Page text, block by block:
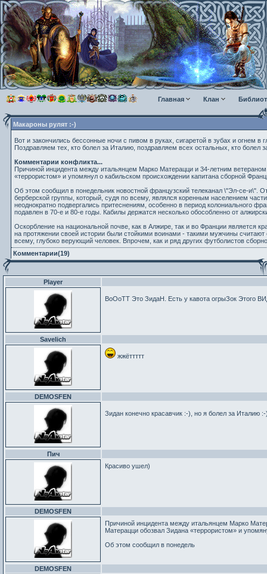
Главная Клан
Макароны рулят :-)
Вот и закончились бессонные ночи с пивом в руках, сигаретой в зубах и огнем в
Поздравляем тех, кто болел за Италию, поздравляем всех остальных, кто болел
Комментарии конфликта...
Причиной инцидента между итальянцем Марко Матерацци и 34-летним
«террористом» и упомянул о кабильском происхождении капитана сборной
Об этом сообщил в понедельник новостной французский телеканал \"Эл-се-и\".
берберской группы, который, судя по всему, являлся коренным населением
неоднократно подвергались притеснениям, особенно в период колониального
подавлен в 70-е и 80-е годы. Кабилы держатся несколько обособленно от
Оскорбление на национальной почве, как в Алжире, так и во Франции является
на протяжении своей истории были стойкими воинами - такими мужчины
всему, глубоко верующий человек. Впрочем, как и ряд других футболистов
Комментарии(19)
Player
ВоОоТТ Это ЗидаН. Есть у кавота огрыЗок Этого
Savelich
жжёттттт
DEMOSFEN
Зидан конечно красавчик :-), но я болел за Италию
Пич
Красиво ушел)
DEMOSFEN
Причиной инцидента между итальянцем Марко
Матерацци обозвал Зидана «террористом» и
Об этом сообщил в понедель
DEMOSFEN